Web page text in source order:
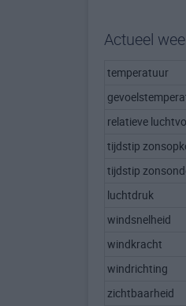
Actueel
temperatuur
relatieve
tijdstip
tijdstip
luchtdruk
windsnelheid
windkracht
windrichting
zichtbaarheid